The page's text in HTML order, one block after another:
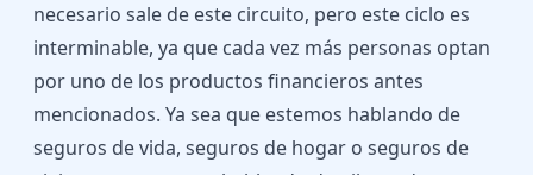
necesario sale de este circuito, pero este ciclo es
interminable, ya que cada vez más personas optan
por uno de los productos financieros antes
mencionados. Ya sea que estemos hablando de
seguros de vida, seguros de hogar o seguros de